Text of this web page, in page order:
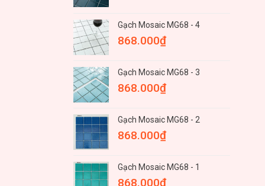
Gạch Mosaic MG68 - 4
868.000₫
Gạch Mosaic MG68 - 3
868.000₫
Gạch Mosaic MG68 - 2
868.000₫
Gạch Mosaic MG68 - 1
868.000₫